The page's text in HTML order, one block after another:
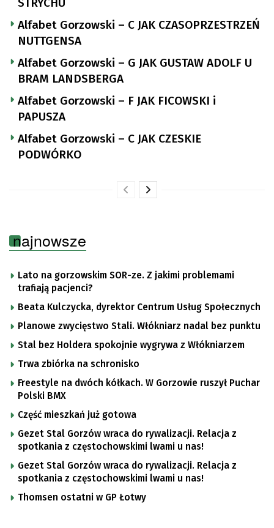
STRYCHU
Alfabet Gorzowski – C JAK CZASOPRZESTRZEŃ
NUTTGENSA
Alfabet Gorzowski – G JAK GUSTAW ADOLF U
BRAM LANDSBERGA
Alfabet Gorzowski – F JAK FICOWSKI i
PAPUSZA
Alfabet Gorzowski – C JAK CZESKIE
PODWÓRKO
najnowsze
Lato na gorzowskim SOR-ze. Z jakimi problemami
trafiają pacjenci?
Beata Kulczycka, dyrektor Centrum Usług Społecznych
Planowe zwycięstwo Stali. Włókniarz nadal bez punktu
Stal bez Holdera spokojnie wygrywa z Włókniarzem
Trwa zbiórka na schronisko
Freestyle na dwóch kółkach. W Gorzowie ruszył Puchar
Polski BMX
Część mieszkań już gotowa
Gezet Stal Gorzów wraca do rywalizacji. Relacja z
spotkania z częstochowskimi lwami u nas!
Gezet Stal Gorzów wraca do rywalizacji. Relacja z
spotkania z częstochowskimi lwami u nas!
Thomsen ostatni w GP Łotwy